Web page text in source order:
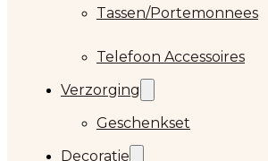
Tassen/Portemonnees
Telefoon Accessoires
Verzorging
Geschenkset
Decoratie